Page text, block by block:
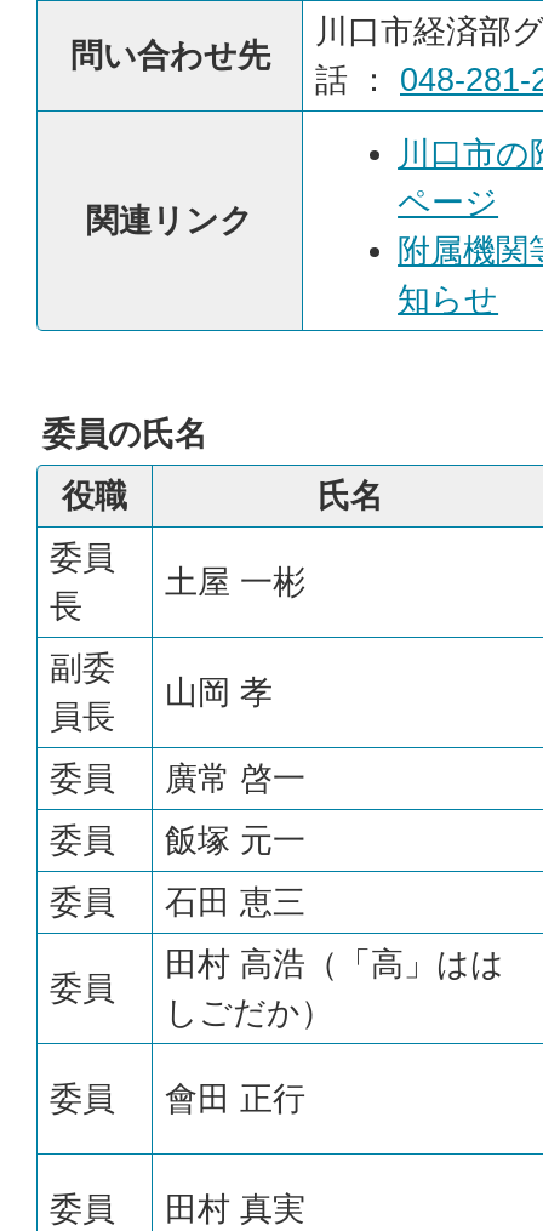
問い合わせ先
川口市経済部
話 ： 048-281-
関連リンク
川口市の
ページ
附属機関
知らせ
委員の氏名
役職
氏名
委員
長
土屋 一彬
副委
員長
山岡 孝
委員
廣常 啓一
委員
飯塚 元一
委員
石田 恵三
委員
田村 高浩（「高」はは
しごだか）
委員 會田 正行
委員 田村 真実